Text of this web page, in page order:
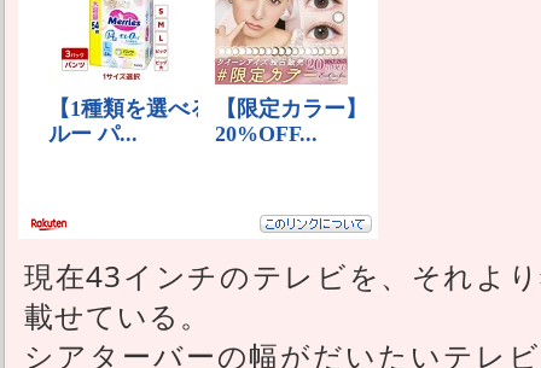
現在43インチのテレビを、それよ
載せている。
シアターバーの幅がだいたいテレ